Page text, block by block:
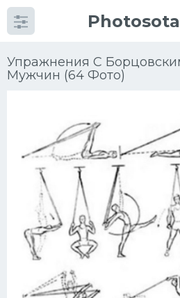
Photosota
Упражнения С
Мужчин (64 Фото)
КатегорииФото
Еще картинки...
Футбол
Баскетбол
Хоккей